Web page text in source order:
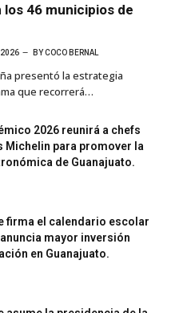
46 municipios de
2026 BY COCO BERNAL
presentó la estrategia
que recorrerá…
2026 reunirá a chefs
Michelin para promover la
de Guanajuato.
firma el calendario escolar
mayor inversión
en Guanajuato.